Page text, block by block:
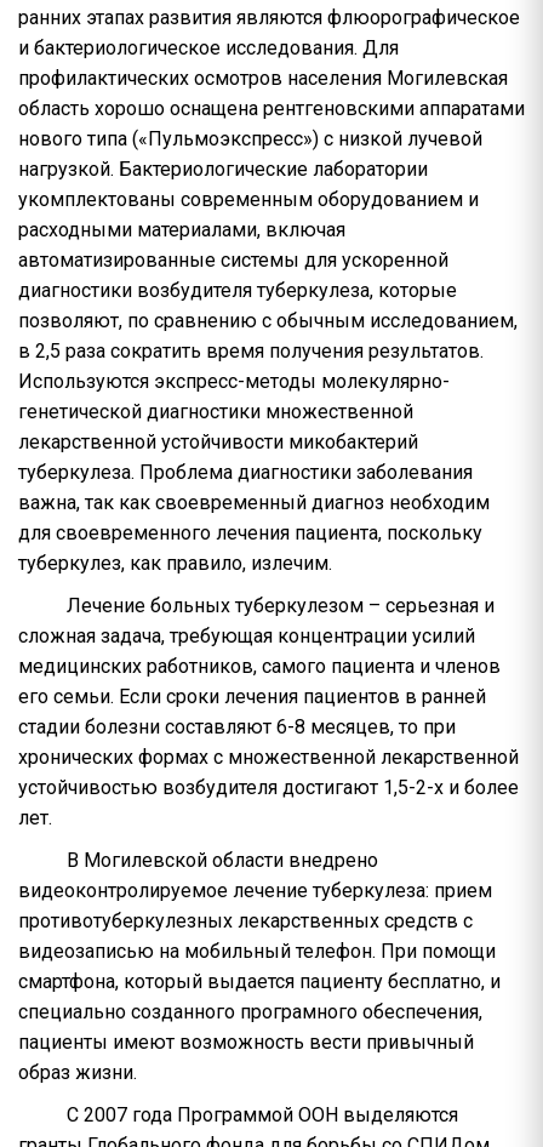
ранних этапах развития являются флюорографическое
и бактериологическое исследования. Для
профилактических осмотров населения Могилевская
область хорошо оснащена рентгеновскими аппаратами
нового типа («Пульмоэкспресс») с низкой лучевой
нагрузкой. Бактериологические лаборатории
укомплектованы современным оборудованием и
расходными материалами, включая
автоматизированные системы для ускоренной
диагностики возбудителя туберкулеза, которые
позволяют, по сравнению с обычным исследованием,
в 2,5 раза сократить время получения результатов.
Используются экспресс-методы молекулярно-
генетической диагностики множественной
лекарственной устойчивости микобактерий
туберкулеза. Проблема диагностики заболевания
важна, так как своевременный диагноз необходим
для своевременного лечения пациента, поскольку
туберкулез, как правило, излечим.
Лечение больных туберкулезом – серьезная и
сложная задача, требующая концентрации усилий
медицинских работников, самого пациента и членов
его семьи. Если сроки лечения пациентов в ранней
стадии болезни составляют 6-8 месяцев, то при
хронических формах с множественной лекарственной
устойчивостью возбудителя достигают 1,5-2-х и более
лет.
В Могилевской области внедрено
видеоконтролируемое лечение туберкулеза: прием
противотуберкулезных лекарственных средств с
видеозаписью на мобильный телефон. При помощи
смартфона, который выдается пациенту бесплатно, и
специально созданного програмного обеспечения,
пациенты имеют возможность вести привычный
образ жизни.
С 2007 года Программой ООН выделяются